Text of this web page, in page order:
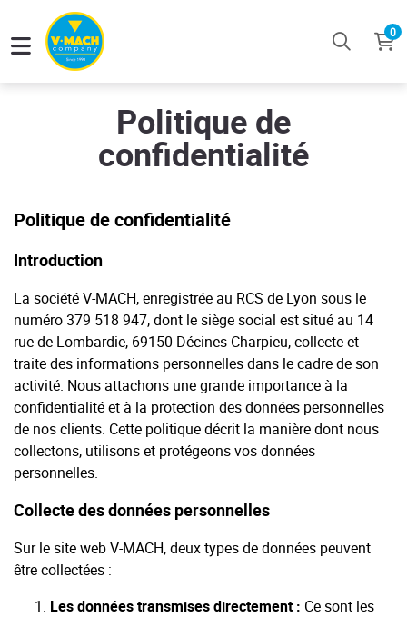
0
Politique de
confidentialité
Politique de confidentialité
Introduction
La société V-MACH, enregistrée au RCS de Lyon sous le
numéro 379 518 947, dont le siège social est situé au 14
rue de Lombardie, 69150 Décines-Charpieu, collecte et
traite des informations personnelles dans le cadre de son
activité. Nous attachons une grande importance à la
confidentialité et à la protection des données personnelles
de nos clients. Cette politique décrit la manière dont nous
collectons, utilisons et protégeons vos données
personnelles.
Collecte des données personnelles
Sur le site web V-MACH, deux types de données peuvent
être collectées :
Les données transmises directement : Ce sont les